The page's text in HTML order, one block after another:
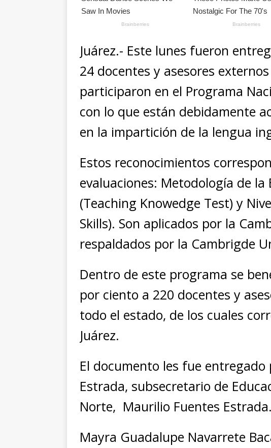
Juárez.- Este lunes fueron
24 docentes y asesores
participaron en el Programa
con lo que están debidamente
en la impartición de la lengua
Estos reconocimientos
evaluaciones: Metodología de la
(Teaching Knowedge Test) y
Skills). Son aplicados por la
respaldados por la Cambrigde
Dentro de este programa se
por ciento a 220 docentes y
todo el estado, de los cuales
Juárez.
El documento les fue
Estrada, subsecretario de
Norte, Maurilio Fuentes Estrada.
Mayra Guadalupe Navarrete